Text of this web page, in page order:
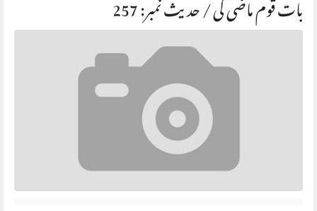
بات قوم ماضی کی / حديث نمبر: 257